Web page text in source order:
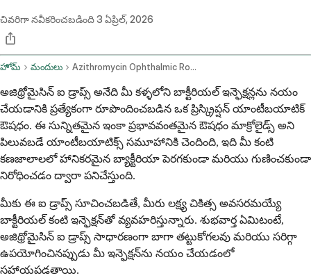
చివరిగా నవీకరించబడింది3 ఏప్రిల్, 2026
హోమ్ మందులు Azithromycin Ophthalmic Route
అజిథ్రోమైసిన్ ఐ డ్రాప్స్ అనేది మీ కళ్ళలోని బాక్టీరియల్ ఇన్ఫెక్షన్లను నయం
చేయడానికి ప్రత్యేకంగా రూపొందించబడిన ఒక ప్రిస్క్రిప్షన్ యాంటీబయాటిక్
ఔషధం. ఈ సున్నితమైన ఇంకా ప్రభావవంతమైన ఔషధం మాక్రోలైడ్స్ అని
పిలువబడే యాంటీబయాటిక్స్ సమూహానికి చెందింది, ఇది మీ కంటి
కణజాలాలలో హానికరమైన బ్యాక్టీరియా పెరగకుండా మరియు గుణించకుండా
నిరోధించడం ద్వారా పనిచేస్తుంది.
మీకు ఈ ఐ డ్రాప్స్ సూచించబడితే, మీరు లక్ష్య చికిత్స అవసరమయ్యే
బాక్టీరియల్ కంటి ఇన్ఫెక్షన్‌తో వ్యవహరిస్తున్నారు. శుభవార్త ఏమిటంటే,
అజిథ్రోమైసిన్ ఐ డ్రాప్స్ సాధారణంగా బాగా తట్టుకోగలవు మరియు సరిగ్గా
ఉపయోగించినప్పుడు మీ ఇన్ఫెక్షన్‌ను నయం చేయడంలో
సహాయపడతాయి.